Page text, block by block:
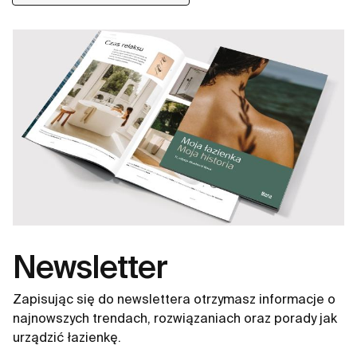
Newsletter
Zapisując się do newslettera otrzymasz informacje o
najnowszych trendach, rozwiązaniach oraz porady jak
urządzić łazienkę.